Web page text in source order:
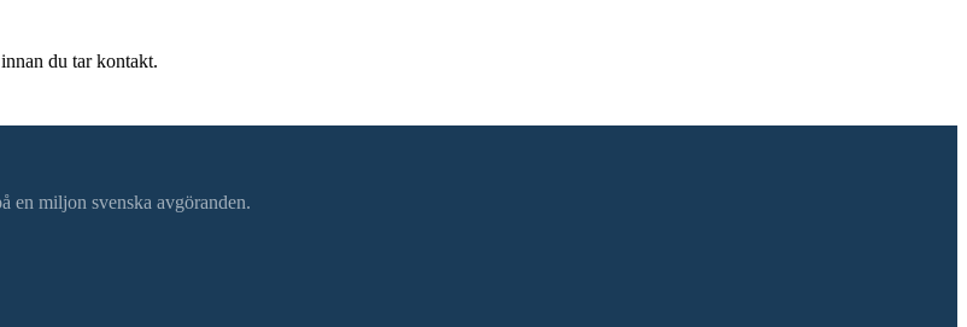
du tar kontakt.
en miljon svenska avgöranden.